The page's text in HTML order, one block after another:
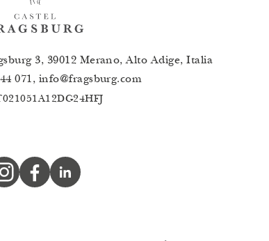
3, 39012 Merano, Alto Adige, Italia
071, info@fragsburg.com